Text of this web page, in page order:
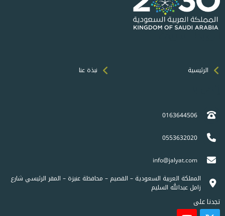
الرئيسية نبذة عنا
0163644506
0553632020
info@jalyat.com
المملكة العربية السعودية – القصيم – محافظة عنيزة – المقر الرئيسي شارع
زامل عبدالله السليم
تجدنا على